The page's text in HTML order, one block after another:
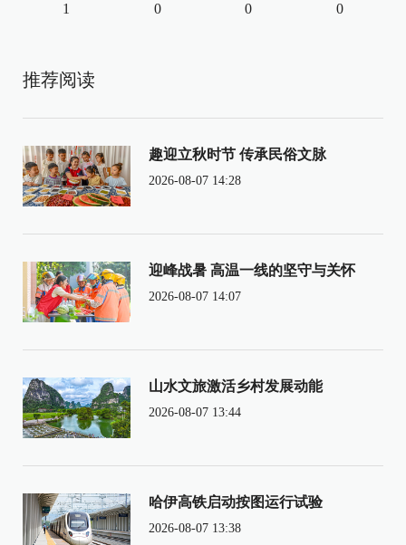
1 0 0 0
推荐阅读
趣迎立秋时节 传承民俗文脉
2026-08-07 14:28
迎峰战暑 高温一线的坚守与关怀
2026-08-07 14:07
山水文旅激活乡村发展动能
2026-08-07 13:44
哈伊高铁启动按图运行试验
2026-08-07 13:38